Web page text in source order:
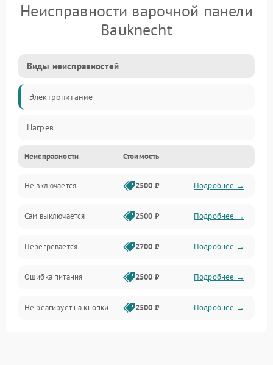
Неисправности варочной панели
Bauknecht
Виды неисправностей
Электропитание
Нагрев
Неисправности Стоимость
Не включается 2500 ₽ Подробнее →
Сам выключается 2500 ₽ Подробнее →
Перегревается 2700 ₽ Подробнее →
Ошибка питания 2500 ₽ Подробнее →
Не реагирует на кнопки 2500 ₽ Подробнее →